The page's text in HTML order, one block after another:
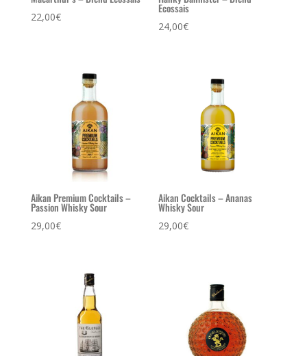
22,00€
Ecossais
24,00€
Aikan Premium Cocktails –
Passion Whisky Sour
29,00€
Aikan Cocktails – Ananas
Whisky Sour
29,00€